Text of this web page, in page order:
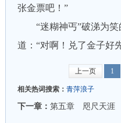
张金票吧！”
“迷糊神丐”破涕为笑
道：“对啊！兑了金子好
上一页 1
相关热词搜索： 青萍浪子
下一章： 第五章 咫尺天涯